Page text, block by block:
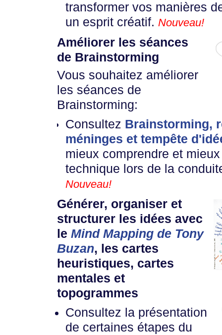
transformer vos manières
un esprit créatif. Nouveau!
Améliorer les séances
de Brainstorming
Vous souhaitez améliorer
les séances de
Brainstorming:
Consultez Brainstorming,
méninges et tempête
mieux comprendre et
technique lors de la
Nouveau!
Générer, organiser et
structurer les idées avec
le Mind Mapping de Tony
Buzan, les cartes
heuristiques, cartes
mentales et
topogrammes
Consultez la présentation
de certaines étapes du